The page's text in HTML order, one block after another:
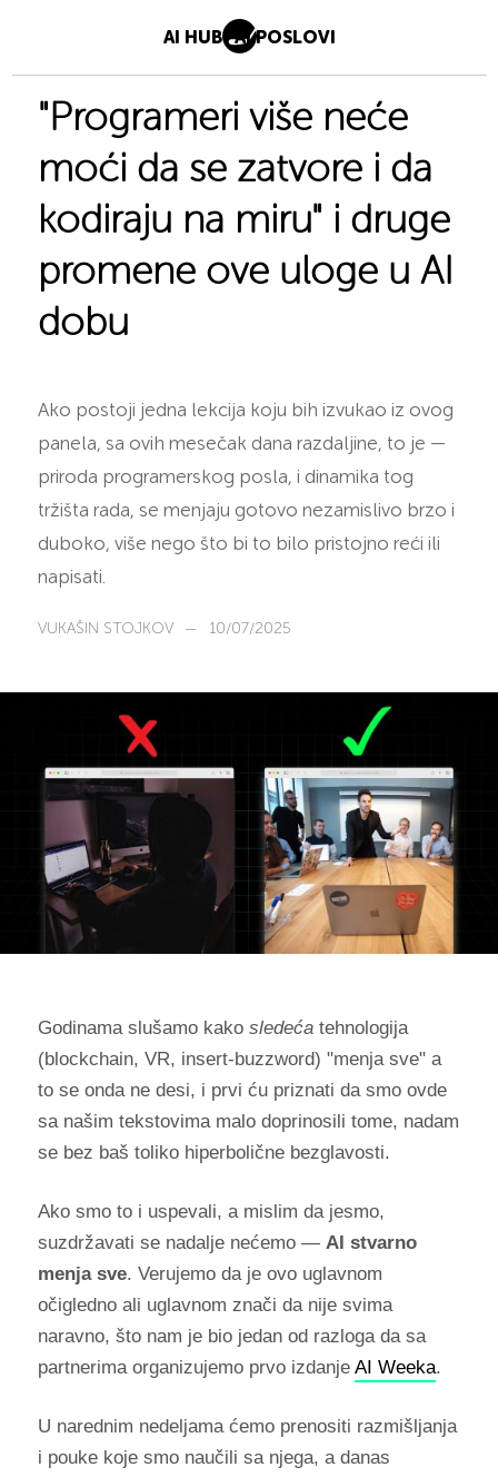
AI HUB AI POSLOVI
"Programeri više neće
moći da se zatvore i da
kodiraju na miru" i druge
promene ove uloge u AI
dobu
Ako postoji jedna lekcija koju bih izvukao iz ovog
panela, sa ovih mesečak dana razdaljine, to je —
priroda programerskog posla, i dinamika tog
tržišta rada, se menjaju gotovo nezamislivo brzo i
duboko, više nego što bi to bilo pristojno reći ili
napisati.
VUKAŠIN STOJKOV — 10/07/2025
Godinama slušamo kako sledećatehnologija
(blockchain, VR, insert-buzzword) "menja sve" a
to se onda ne desi, i prvi ću priznati da smo ovde
sa našim tekstovima malo doprinosili tome, nadam
se bez baš toliko hiperbolične bezglavosti.
Ako smo to i uspevali, a mislim da jesmo,
suzdržavati se nadalje nećemo — AI stvarno
menja sve. Verujemo da je ovo uglavnom
očigledno ali uglavnom znači da nije svima
naravno, što nam je bio jedan od razloga da sa
partnerima organizujemo prvo izdanje AI Weeka.
U narednim nedeljama ćemo prenositi razmišljanja
i pouke koje smo naučili sa njega, a danas